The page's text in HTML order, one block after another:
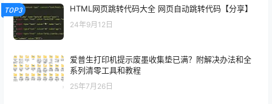
TOP3 HTML网页跳转代码大全 网页自动跳转代码【分享】
24年9月12日
爱普生打印机提示废墨收集垫已满？附解决办法和全
系列清零工具和教程
25年7月26日